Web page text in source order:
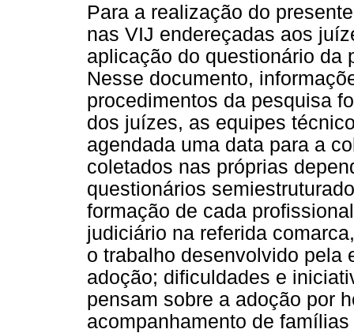
Para a realização do
nas VIJ endereçadas aos
aplicação do questionário da
Nesse documento,
procedimentos da pesquisa
dos juízes, as equipes
agendada uma data para a
coletados nas próprias
questionários
formação de cada
judiciário na referida
o trabalho desenvolvido pela
adoção; dificuldades e
pensam sobre a adoção por
acompanhamento de